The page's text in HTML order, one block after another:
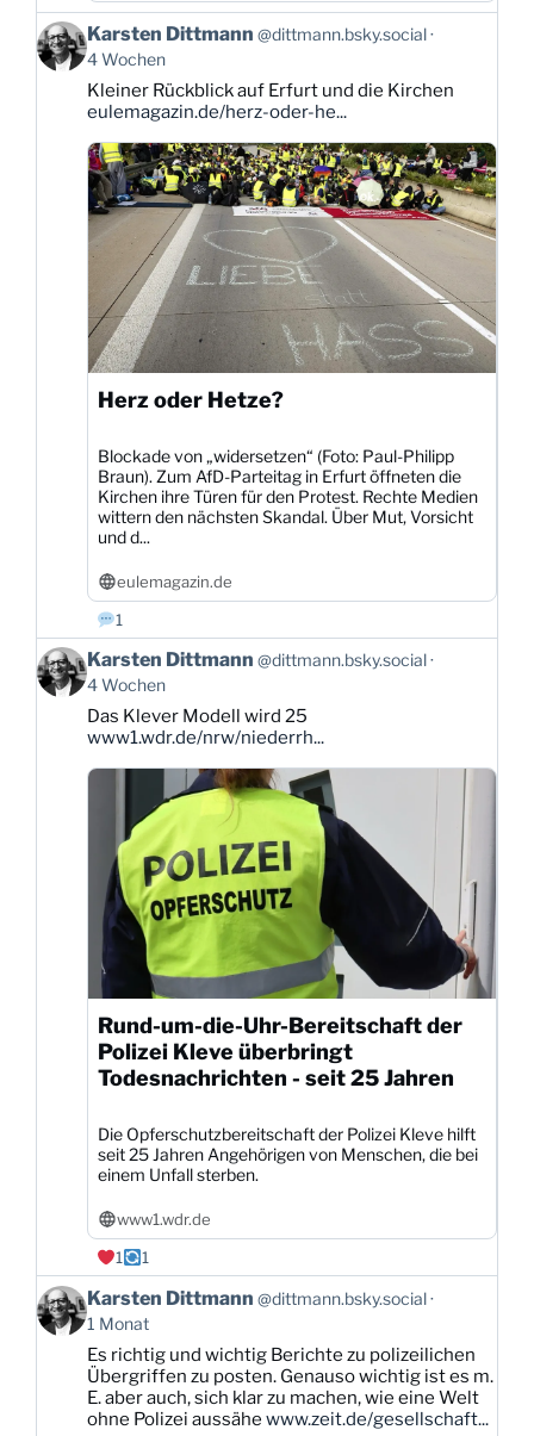
Beitrag
von
Karsten
Dittmann
Bluesky
ansehen
Karsten Dittmann @dittmann.bsky.social
4 Wochen
Kleiner Rückblick auf Erfurt und die Kirchen
eulemagazin.de/herz-oder-he...
Herz oder Hetze?
Blockade von „widersetzen“ (Foto: Paul-Philipp
Braun). Zum AfD-Parteitag in Erfurt öffneten die
Kirchen ihre Türen für den Protest. Rechte Medien
wittern den nächsten Skandal. Über Mut, Vorsicht
und d...
eulemagazin.de
1
Beitrag
von
Karsten
Dittmann
Bluesky
Karsten Dittmann @dittmann.bsky.social
4 Wochen
Das Klever Modell wird 25
www1.wdr.de/nrw/niederrh...
Rund-um-die-Uhr-Bereitschaft der
Polizei Kleve überbringt
Todesnachrichten - seit 25 Jahren
Die Opferschutzbereitschaft der Polizei Kleve hilft
seit 25 Jahren Angehörigen von Menschen, die bei
einem Unfall sterben.
www1.wdr.de
1
1
Beitrag
von
Karsten
Dittmann
Bluesky
ansehen
Karsten Dittmann @dittmann.bsky.social
1 Monat
Es richtig und wichtig Berichte zu polizeilichen
Übergriffen zu posten. Genauso wichtig ist es m.
E. aber auch, sich klar zu machen, wie eine Welt
ohne Polizei aussähe www.zeit.de/gesellschaft...